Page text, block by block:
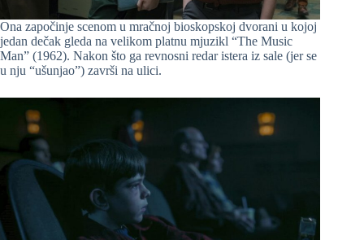
Ona započinje scenom u mračnoj bioskopskoj dvorani u kojoj
jedan dečak gleda na velikom platnu mjuzikl “The Music
Man” (1962). Nakon što ga revnosni redar istera iz sale (jer se
u nju “ušunjao”) završi na ulici.